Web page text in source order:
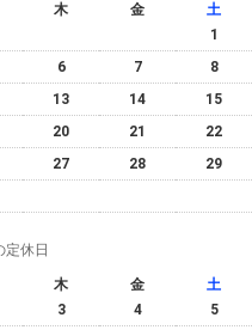
木 金
土
1
6 7
8
13 14
15
20 21
22
27 28
29
定休日
木 金
土
3 4
5